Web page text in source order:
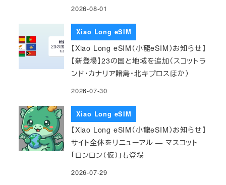
2026-08-01
Xiao Long eSIM
【Xiao Long eSIM（小龍eSIM）お知らせ】
【新登場】23の国と地域を追加（スコットラ
ンド・カナリア諸島・北キプロスほか）
2026-07-30
Xiao Long eSIM
【Xiao Long eSIM（小龍eSIM）お知らせ】
サイト全体をリニューアル — マスコット
「ロンロン（仮）」も登場
2026-07-29